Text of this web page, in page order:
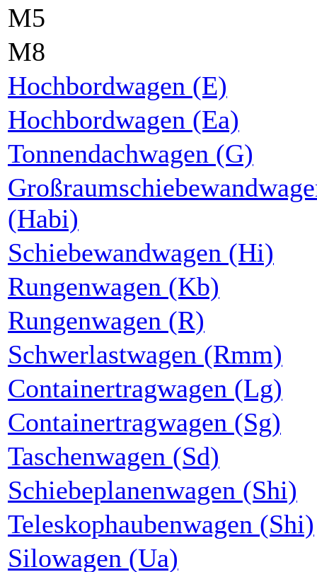
M5
M8
Hochbordwagen (E)
Hochbordwagen (Ea)
Tonnendachwagen (G)
(Habi)
Schiebewandwagen (Hi)
Rungenwagen (Kb)
Rungenwagen (R)
Schwerlastwagen (Rmm)
Containertragwagen (Lg)
Containertragwagen (Sg)
Taschenwagen (Sd)
Schiebeplanenwagen (Shi)
Teleskophaubenwagen (Shi)
Silowagen (Ua)